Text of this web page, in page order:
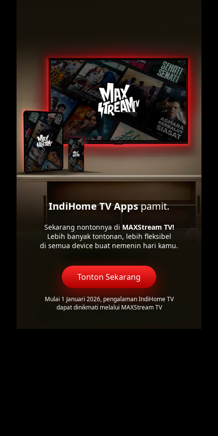
IndiHome TV Appspamit.
Sekarang nontonnya di MAXStream TV!
Lebih banyak tontonan, lebih fleksibel
di semua device buat nemenin hari kamu.
Tonton Sekarang
Mulai 1 Januari 2026, pengalaman IndiHome TV
dapat dinikmati melalui MAXStream TV